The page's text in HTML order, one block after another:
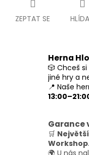
ZEPTAT SE
Herna
🎲 Chceš
jiné hry a
📍 Naše
Garance
🛒